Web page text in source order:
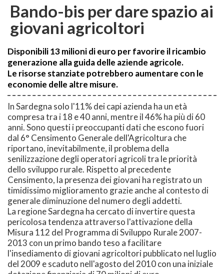
Bando-bis per dare spazio ai
giovani agricoltori
Disponibili 13 milioni di euro per favorire il ricambio
generazione alla guida delle aziende agricole.
Le risorse stanziate potrebbero aumentare con le
economie delle altre misure.
In Sardegna solo l'11% dei capi azienda ha un età
compresa tra i 18 e 40 anni, mentre il 46% ha più di 60
anni. Sono questi i preoccupanti dati che escono fuori
dal 6° Censimento Generale dell'Agricoltura che
riportano, inevitabilmente, il problema della
senilizzazione degli operatori agricoli tra le priorità
dello sviluppo rurale. Rispetto al precedente
Censimento, la presenza dei giovani ha registrato un
timidissimo miglioramento grazie anche al contesto di
generale diminuzione del numero degli addetti.
La regione Sardegna ha cercato di invertire questa
pericolosa tendenza attraverso l'attivazione della
Misura 112 del Programma di Sviluppo Rurale 2007-
2013 con un primo bando teso a facilitare
l'insediamento di giovani agricoltori pubblicato nel luglio
del 2009 e scaduto nell'agosto del 2010 con una iniziale